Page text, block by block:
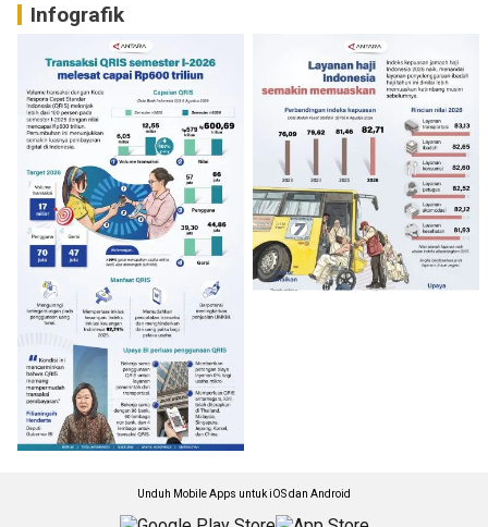
Infografik
Unduh Mobile Apps untuk iOS dan Android